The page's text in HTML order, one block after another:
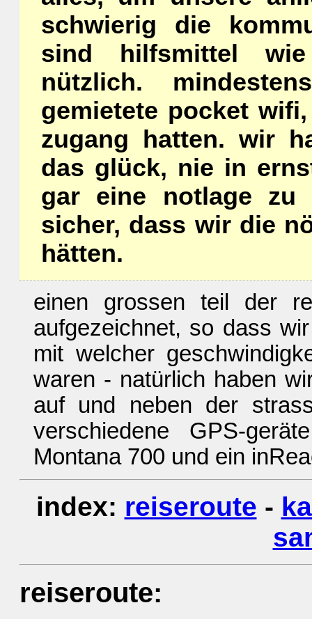
schwierig die
sind hilfsmittel
nützlich.
gemietete pocket
zugang hatten. wir
das glück, nie in
gar eine notlage
sicher, dass wir die
hätten.
einen grossen teil der
aufgezeichnet, so dass
mit welcher
waren - natürlich haben
auf und neben der
verschiedene GPS-
Montana 700 und ein
index: reiseroute -
reiseroute: